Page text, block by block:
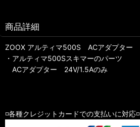
商品詳細
ZOOX アルティマ500S ACアダプター
・アルティマ500Sスキマーのパーツ
ACアダプター 24V/1.5Aのみ
◽️各種クレジットカードでの支払いに対応◽️